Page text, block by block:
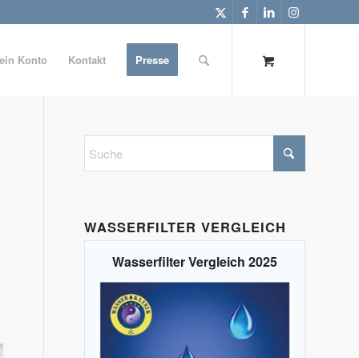
Konto Kontakt Presse
WASSERFILTER VERGLEICH
Wasserfilter Vergleich 2025